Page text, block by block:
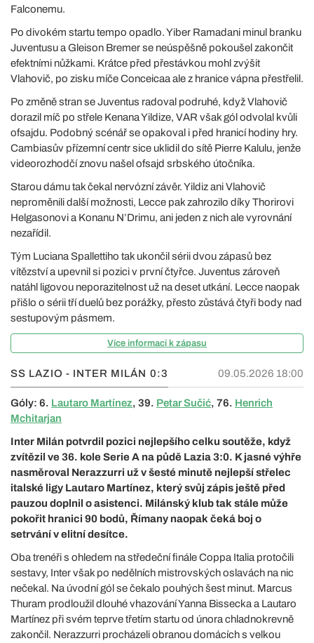
Falconemu.
Po divokém startu tempo opadlo. Yiber Ramadani minul branku
Juventusu a Gleison Bremer se neúspěšně pokoušel zakončit
efektními nůžkami. Krátce před přestávkou mohl zvýšit
Vlahovič, po zisku míče Conceicaa ale z hranice vápna přestřelil.
Po změně stran se Juventus radoval podruhé, když Vlahovič
dorazil míč po střele Kenana Yildize, VAR však gól odvolal kvůli
ofsajdu. Podobný scénář se opakoval i před hranicí hodiny hry.
Cambiasův přízemní centr sice uklidil do sítě Pierre Kalulu, jenže
videorozhodčí znovu našel ofsajd srbského útočníka.
Starou dámu tak čekal nervózní závěr. Yildiz ani Vlahovič
neproměnili další možnosti, Lecce pak zahrozilo díky Thorirovi
Helgasonovi a Konanu N’Drimu, ani jeden z nich ale vyrovnání
nezařídil.
Tým Luciana Spallettiho tak ukončil sérii dvou zápasů bez
vítězství a upevnil si pozici v první čtyřce. Juventus zároveň
natáhl ligovou neporazitelnost už na deset utkání. Lecce naopak
přišlo o sérii tří duelů bez porážky, přesto zůstává čtyři body nad
sestupovým pásmem.
Více informací k zápasu
SS LAZIO - INTER MILÁN 0:3 09.05.2026 18:00
Góly: 6. Lautaro Martínez, 39. Petar Sučić, 76. Henrich
Mchitarjan
Inter Milán potvrdil pozici nejlepšího celku soutěže, když
zvítězil ve 36. kole Serie A na půdě Lazia 3:0. K jasné výhře
nasměroval Nerazzurri už v šesté minutě nejlepší střelec
italské ligy Lautaro Martínez, který svůj zápis ještě před
pauzou doplnil o asistenci. Milánský klub tak stále může
pokořit hranici 90 bodů, Římany naopak čeká boj o
setrvání v elitní desítce.
Oba trenéři s ohledem na středeční finále Coppa Italia protočili
sestavy, Inter však po nedělních mistrovských oslavách na nic
nečekal. Na úvodní gól se čekalo pouhých šest minut. Marcus
Thuram prodloužil dlouhé vhazování Yanna Bissecka a Lautaro
Martínez při svém teprve třetím startu od února chladnokrevně
zakončil. Nerazzurri procházeli obranou domácích s velkou